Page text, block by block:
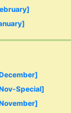
Special]